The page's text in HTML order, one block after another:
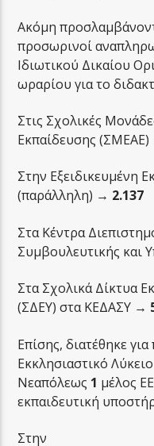
Ακόμη
προσωρινοί
Ιδιωτικού Δικαίου
ωραρίου για το
Στις Σχολικές
Εκπαίδευσης
Στην Εξειδικευμένη
(παράλληλη) → 2.137
Στα Κέντρα
Συμβουλευτικής και
Στα Σχολικά Δίκτυα
(ΣΔΕΥ) στα ΚΕΔΑΣΥ →
Επίσης, διατέθηκε
Εκκλησιαστικό
Νεαπόλεως 1 μέλος
εκπαιδευτική
Στην